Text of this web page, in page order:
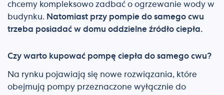
chcemy kompleksowo zadbać o ogrzewanie wody w
budynku. Natomiast przy pompie do samego cwu
trzeba posiadać w domu oddzielne źródło ciepła.
Czy warto kupować pompę ciepła do samego cwu?
Na rynku pojawiają się nowe rozwiązania, które
obejmują pompy przeznaczone wyłącznie do